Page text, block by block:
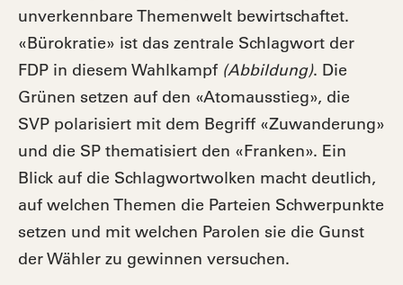
unverkennbare Themenwelt bewirtschaftet.
«Bürokratie» ist das zentrale Schlagwort der
FDP in diesem Wahlkampf (Abbildung). Die
Grünen setzen auf den «Atomausstieg», die
SVP polarisiert mit dem Begriff «Zuwanderung»
und die SP thematisiert den «Franken». Ein
Blick auf die Schlagwortwolken macht deutlich,
auf welchen Themen die Parteien Schwerpunkte
setzen und mit welchen Parolen sie die Gunst
der Wähler zu gewinnen versuchen.